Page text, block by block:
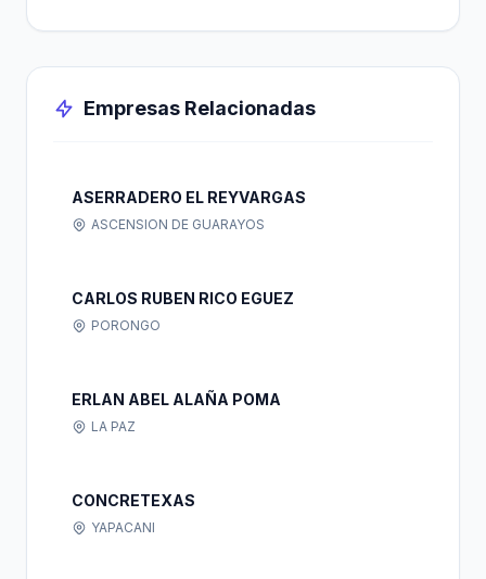
Empresas Relacionadas
ASERRADERO EL REYVARGAS
ASCENSION DE GUARAYOS
CARLOS RUBEN RICO EGUEZ
PORONGO
ERLAN ABEL ALAÑA POMA
LA PAZ
CONCRETEXAS
YAPACANI